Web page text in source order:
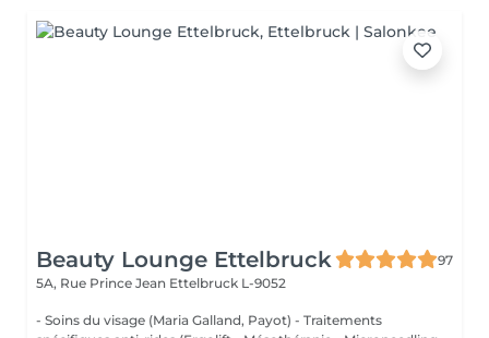
Beauty Lounge Ettelbruck
97
5A, Rue Prince Jean Ettelbruck L-9052
- Soins du visage (Maria Galland, Payot) - Traitements